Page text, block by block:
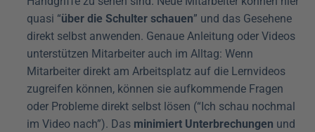
quasi “über die Schulter schauen” und das Gesehene
direkt selbst anwenden. Genaue Anleitung oder Videos
unterstützen Mitarbeiter auch im Alltag: Wenn
Mitarbeiter direkt am Arbeitsplatz auf die Lernvideos
zugreifen können, können sie aufkommende Fragen
oder Probleme direkt selbst lösen (“Ich schau nochmal
im Video nach”). Das minimiert Unterbrechungen und